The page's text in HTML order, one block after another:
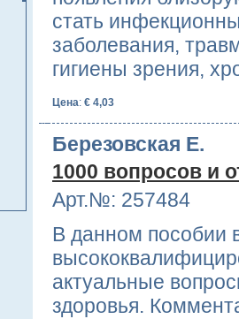
стать
заболевания,
гигиены зрения,
Цена: € 4,03
Березовская Е.
1000 вопросов и
Арт.№: 257484
В данном пособии
актуальные
здоровья.